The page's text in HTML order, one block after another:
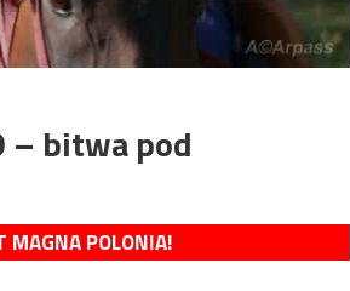
– bitwa pod
MAGNA POLONIA!